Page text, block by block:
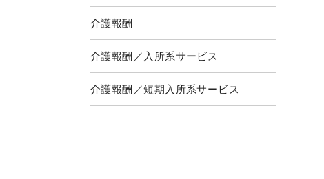
介護報酬
介護報酬／入所系サービス
介護報酬／短期入所系サービス